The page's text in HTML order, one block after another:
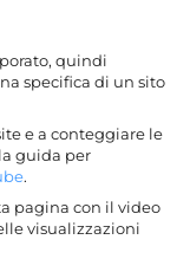
quindi
specifica di un sito
e a conteggiare le
guida per
.
pagina con il video
visualizzazioni